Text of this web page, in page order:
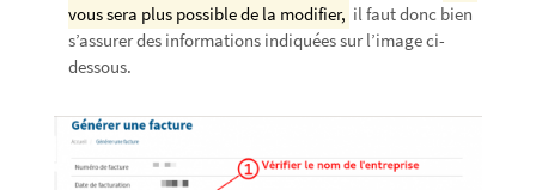
vous sera plus possible de la modifier, il faut donc bien
s’assurer des informations indiquées sur l’image ci-
dessous.